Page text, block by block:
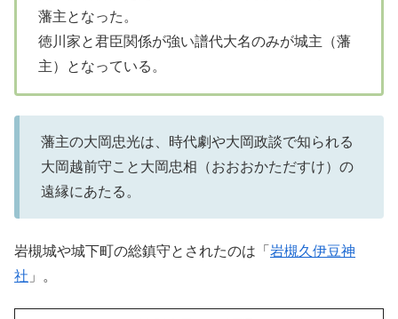
藩主となった。
徳川家と君臣関係が強い譜代大名のみが城主（藩
主）となっている。
藩主の大岡忠光は、時代劇や大岡政談で知られる
大岡越前守こと大岡忠相（おおおかただすけ）の
遠縁にあたる。
岩槻城や城下町の総鎮守とされたのは「 岩槻久伊豆神
社 」。